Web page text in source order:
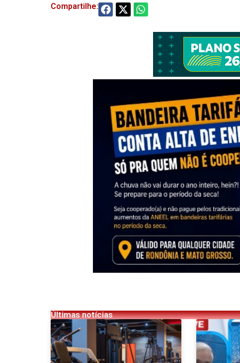
Compartilhe:
Últimas notícias